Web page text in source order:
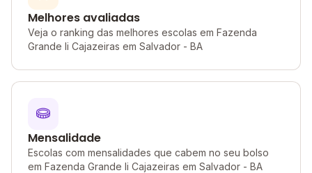
Melhores avaliadas
Veja o ranking das melhores escolas em Fazenda
Grande Ii Cajazeiras em Salvador - BA
Mensalidade
Escolas com mensalidades que cabem no seu bolso
em Fazenda Grande Ii Cajazeiras em Salvador - BA